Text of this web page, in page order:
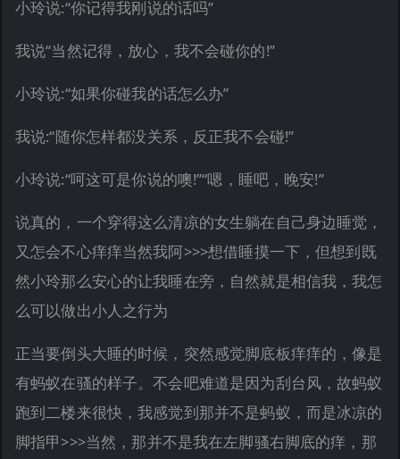
小玲说:“你记得我刚说的话吗”
我说“当然记得，放心，我不会碰你的!”
小玲说:“如果你碰我的话怎么办”
我说:“随你怎样都没关系，反正我不会碰!”
小玲说:“呵这可是你说的噢!”“嗯，睡吧，晚安!”
说真的，一个穿得这么清凉的女生躺在自己身边睡觉，
又怎会不心痒痒当然我阿>>>想借睡摸一下，但想到既
然小玲那么安心的让我睡在旁，自然就是相信我，我怎
么可以做出小人之行为
正当要倒头大睡的时候，突然感觉脚底板痒痒的，像是
有蚂蚁在骚的样子。不会吧难道是因为刮台风，故蚂蚁
跑到二楼来很快，我感觉到那并不是蚂蚁，而是冰凉的
脚指甲>>>当然，那并不是我在左脚骚右脚底的痒，那